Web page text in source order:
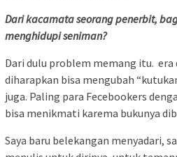
Dari kacamata seorang penerbit,
menghidupi seniman?
Dari dulu problem memang itu.
diharapkan bisa mengubah
juga. Paling para Fecebookers
bisa menikmati karema bukunya
Saya baru belekangan menyadari,